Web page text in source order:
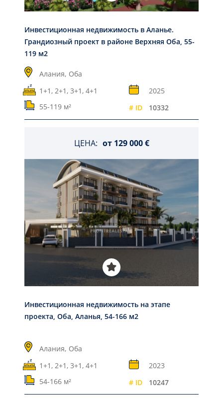
Инвестиционная недвижимость в Аланье.
Грандиозный проект в районе Верхняя Оба, 55-
119 м2
Алания, Оба
1+1, 2+1, 3+1, 4+1
2025
55-119 м²
# ID 10332
ЦЕНА: от 129 000 €
Инвестиционная недвижимость на этапе
проекта, Оба, Аланья, 54-166 м2
Алания, Оба
1+1, 2+1, 3+1, 4+1
2023
54-166 м²
# ID 10247